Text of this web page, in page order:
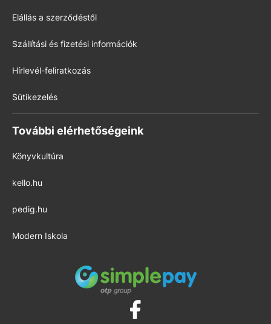
Elállás a szerződéstől
Szállítási és fizetési információk
Hírlevél-feliratkozás
Sütikezelés
További elérhetőségeink
Könyvkultúra
kello.hu
pedig.hu
Modern Iskola